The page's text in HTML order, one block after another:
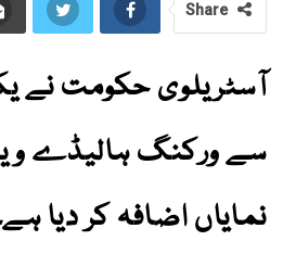
Share
سے ورکنگ ہالیڈے
نمایاں اضافہ کر دیا